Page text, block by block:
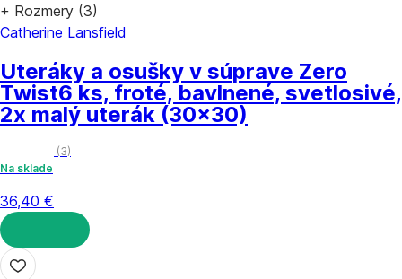
+ Rozmery (3)
Catherine Lansfield
Uteráky a osušky v súprave Zero
Twist6 ks, froté, bavlnené, svetlosivé,
2x malý uterák (30x30)
(3)
Na sklade
36,40 €
DO KOŠÍKA